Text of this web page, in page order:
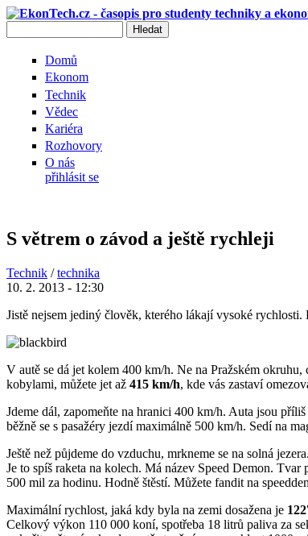
Přejít k hlavnímu obsahu
Domů
Ekonom
Technik
Vědec
Kariéra
Rozhovory
O nás
přihlásit se
S větrem o závod a ještě rychleji
Technik /technika
10. 2. 2013 - 12:30
Jistě nejsem jediný člověk, kterého lákají vysoké
V autě se dá jet kolem 400 km/h. Ne na Pražském
kobylami, můžete jet až 415 km/h, kde vás zastaví
Jdeme dál, zapomeňte na hranici 400 km/h. Auta jsou
běžně se s pasažéry jezdí maximálně 500 km/h. Sedí na
Ještě než půjdeme do vzduchu, mrkneme se na solná
Je to spíš raketa na kolech. Má název Speed Demon.
500 mil za hodinu. Hodně štěstí. Můžete fandit na
Maximální rychlost, jaká kdy byla na zemi dosažena je
Celkový výkon 110 000 koní, spotřeba 18 litrů paliva za